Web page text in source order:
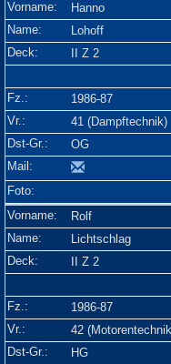
Hanno
Lohoff
II Z 2
1986-87
41 (Dampftechnik)
OG
Rolf
Lichtschlag
II Z 2
1986-87
42
HG